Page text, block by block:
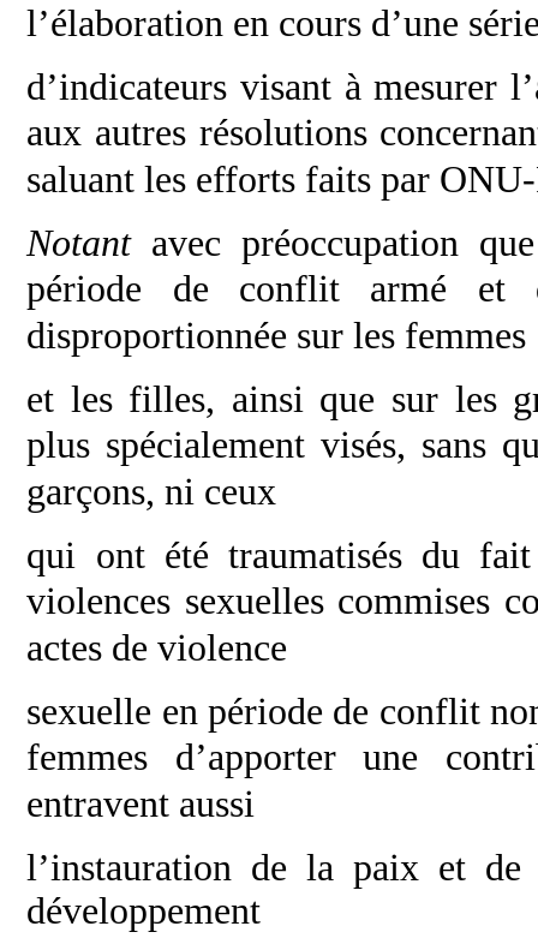
l’élaboration en cours d’une
d’indicateurs visant à mesurer
aux autres résolutions
saluant les efforts faitspar
Notant avec préoccupation
période de conflit armé et
disproportionnée sur les femmes
et les filles, ainsi que sur les
plus spécialement visés, sans
garçons, ni ceux
qui ont été traumatisés du
violences sexuelles commises
actes de violence
sexuelle en période de conflit
femmes d’apporter une
entravent aussi
l’instauration de la paix et
développement